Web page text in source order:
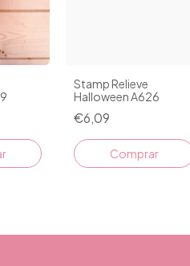
Stamp Relieve
Halloween A626
€6,09